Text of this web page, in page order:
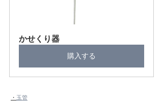
かせくり器
購入する
・ 玉管